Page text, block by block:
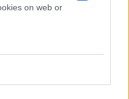
on web or